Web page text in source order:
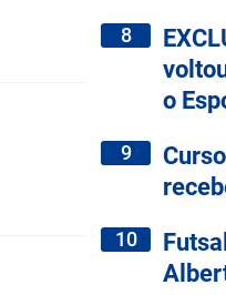
8
o
9
10